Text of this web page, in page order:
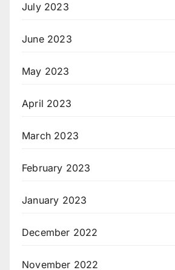
July 2023
June 2023
May 2023
April 2023
March 2023
February 2023
January 2023
December 2022
November 2022